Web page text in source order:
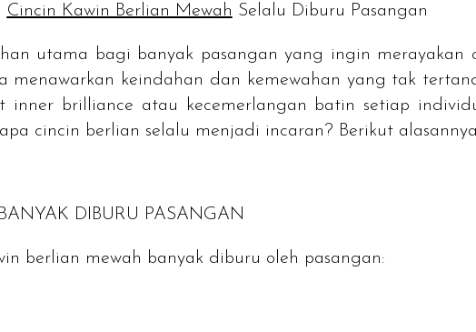
Cincin Kawin Berlian Mewah Selalu Diburu Pasangan
utama bagi banyak pasangan yang ingin merayakan
keindahan dan kemewahan yang tak
inner brilliance atau kecemerlangan batin setiap
cincin berlian selalu menjadi incaran? Berikut
DIBURU PASANGAN
berlian mewah banyak diburu oleh pasangan: